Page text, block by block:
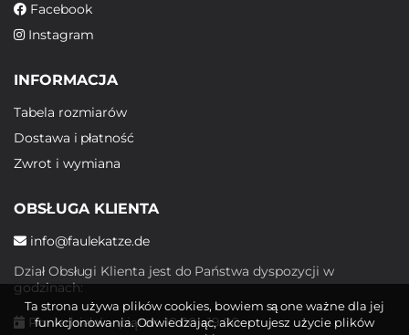
Facebook
Instagram
INFORMACJA
Tabela rozmiarów
Dostawa i płatność
Zwrot i wymiana
OBSŁUGA KLIENTA
info@faulekatze.de
Dział Obsługi Klienta jest do Państwa dyspozycji w
godzinach:
Poniedziałek - piątek: 10:00 - 19:00
Ta strona używa plików cookies, bowiem są one ważne dla jej
funkcjonowania. Odwiedzając, akceptujesz użycie plików